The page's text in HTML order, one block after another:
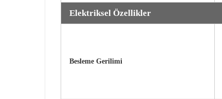
Elektriksel Özellikler
Besleme Gerilimi